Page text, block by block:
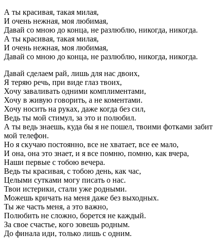
А ты красивая, такая милая,
И очень нежная, моя любимая,
Давай со мною до конца, не разлюблю, никогда, никогда.
А ты красивая, такая милая,
И очень нежная, моя любимая,
Давай со мною до конца, не разлюблю, никогда, никогда.
Давай сделаем рай, лишь для нас двоих,
Я теряю речь, при виде глаз твоих,
Хочу заваливать одними комплиментами,
Хочу в живую говорить, а не коментами.
Хочу носить на руках, даже когда без сил,
Ведь ты мой стимул, за это и полюбил.
А ты ведь знаешь, куда бы я не пошел, твоими фотками забит
мой телефон.
Но я скучаю постоянно, все не хватает, все ее мало,
И она, она это знает, и я все помню, помню, как вчера,
Наши первые с тобою вечера.
Ведь ты красивая, с тобою день, как час,
Целыми сутками могу писать о нас.
Твои истерики, стали уже родными.
Можешь кричать на меня даже без выходных.
Ты же часть меня, а это важно,
Полюбить не сложно, борется не каждый.
За свое счастье, кого зовешь родным.
До финала иди, только лишь с одним.